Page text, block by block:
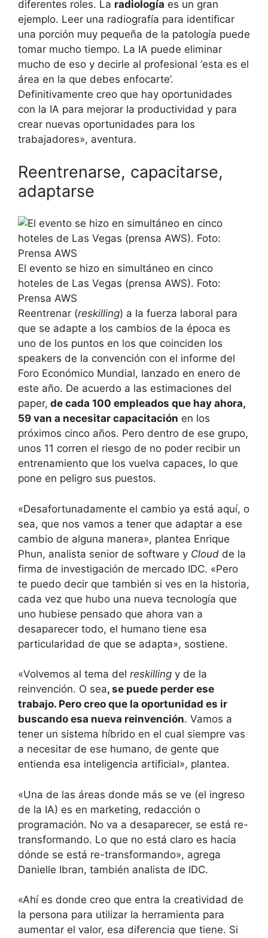
diferentes roles. La radiología es un gran
ejemplo. Leer una radiografía para identificar
una porción muy pequeña de la patología puede
tomar mucho tiempo. La IA puede eliminar
mucho de eso y decirle al profesional ‘esta es el
área en la que debes enfocarte’.
Definitivamente creo que hay oportunidades
con la IA para mejorar la productividad y para
crear nuevas oportunidades para los
trabajadores», aventura.
Reentrenarse, capacitarse,
adaptarse
El evento se hizo en simultáneo en cinco
hoteles de Las Vegas (prensa AWS). Foto:
Prensa AWS
Reentrenar (reskilling) a la fuerza laboral para
que se adapte a los cambios de la época es
uno de los puntos en los que coinciden los
speakers de la convención con el informe del
Foro Económico Mundial, lanzado en enero de
este año. De acuerdo a las estimaciones del
paper, de cada 100 empleados que hay ahora,
59 van a necesitar capacitación en los
próximos cinco años. Pero dentro de ese grupo,
unos 11 corren el riesgo de no poder recibir un
entrenamiento que los vuelva capaces, lo que
pone en peligro sus puestos.
«Desafortunadamente el cambio ya está aquí, o
sea, que nos vamos a tener que adaptar a ese
cambio de alguna manera», plantea Enrique
Phun, analista senior de software y Cloud de la
firma de investigación de mercado IDC. «Pero
te puedo decir que también si ves en la historia,
cada vez que hubo una nueva tecnología que
uno hubiese pensado que ahora van a
desaparecer todo, el humano tiene esa
particularidad de que se adapta», sostiene.
«Volvemos al tema del reskilling y de la
reinvención. O sea, se puede perder ese
trabajo. Pero creo que la oportunidad es ir
buscando esa nueva reinvención. Vamos a
tener un sistema híbrido en el cual siempre vas
a necesitar de ese humano, de gente que
entienda esa inteligencia artificial», plantea.
«Una de las áreas donde más se ve (el ingreso
de la IA) es en marketing, redacción o
programación. No va a desaparecer, se está re-
transformando. Lo que no está claro es hacia
dónde se está re-transformando», agrega
Danielle Ibran, también analista de IDC.
«Ahí es donde creo que entra la creatividad de
la persona para utilizar la herramienta para
aumentar el valor, esa diferencia que tiene. Si